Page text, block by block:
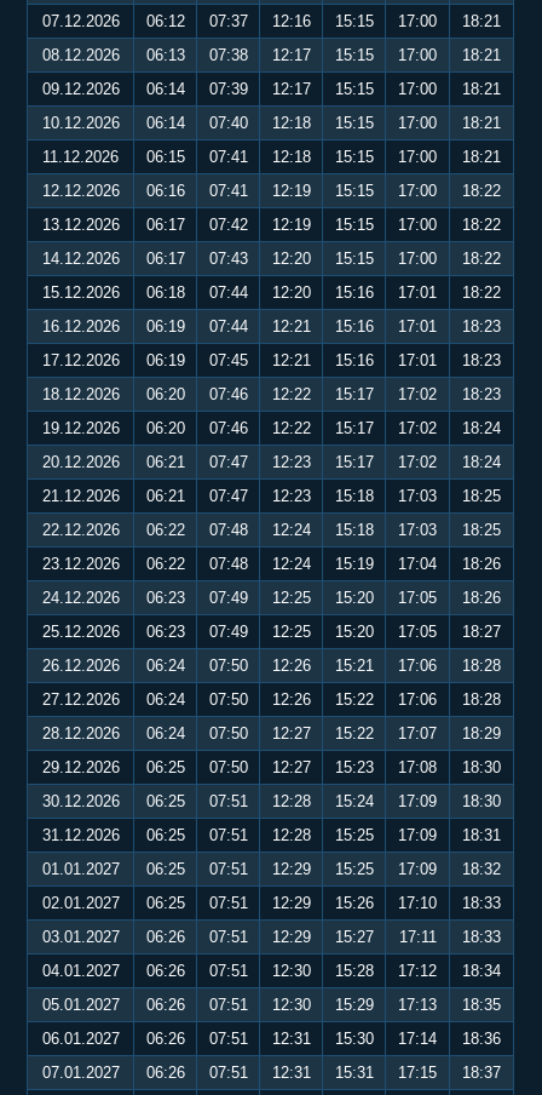
07.12.2026 06:12 07:37 12:16 15:15 17:00
18:21
08.12.2026
06:13 07:38 12:17 15:15 17:00
18:21
09.12.2026
06:14 07:39 12:17 15:15 17:00
18:21
10.12.2026
06:14 07:40 12:18 15:15 17:00
18:21
11.12.2026
06:15 07:41 12:18 15:15 17:00
18:21
12.12.2026
06:16 07:41 12:19 15:15 17:00
18:22
13.12.2026
06:17 07:42 12:19 15:15 17:00
18:22
14.12.2026
06:17 07:43 12:20 15:15 17:00
18:22
15.12.2026
06:18 07:44 12:20 15:16 17:01
18:22
16.12.2026
06:19 07:44 12:21 15:16 17:01
18:23
17.12.2026
06:19 07:45 12:21 15:16 17:01
18:23
18.12.2026
06:20 07:46 12:22 15:17 17:02
18:23
19.12.2026
06:20 07:46 12:22 15:17 17:02
18:24
20.12.2026
06:21 07:47 12:23 15:17 17:02
18:24
21.12.2026
06:21 07:47 12:23 15:18 17:03
18:25
22.12.2026
06:22 07:48 12:24 15:18 17:03
18:25
23.12.2026
06:22 07:48 12:24 15:19 17:04
18:26
24.12.2026
06:23 07:49 12:25 15:20 17:05
18:26
25.12.2026
06:23 07:49 12:25 15:20 17:05
18:27
26.12.2026
06:24 07:50 12:26 15:21 17:06
18:28
27.12.2026
06:24 07:50 12:26 15:22 17:06
18:28
28.12.2026
06:24 07:50 12:27 15:22 17:07
18:29
29.12.2026
06:25 07:50 12:27 15:23 17:08
18:30
30.12.2026
06:25 07:51 12:28 15:24 17:09
18:30
31.12.2026
06:25 07:51 12:28 15:25 17:09
18:31
01.01.2027
06:25 07:51 12:29 15:25 17:09
18:32
02.01.2027
06:25 07:51 12:29 15:26 17:10
18:33
03.01.2027
06:26 07:51 12:29 15:27 17:11
18:33
04.01.2027
06:26 07:51 12:30 15:28 17:12
18:34
05.01.2027
06:26 07:51 12:30 15:29 17:13
18:35
06.01.2027
06:26 07:51 12:31 15:30 17:14
18:36
07.01.2027
06:26 07:51 12:31 15:31 17:15
18:37